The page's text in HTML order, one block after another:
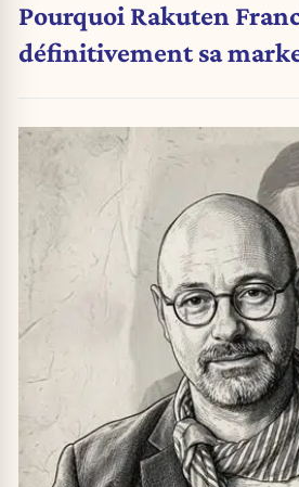
Pourquoi Rakuten
définitivement sa